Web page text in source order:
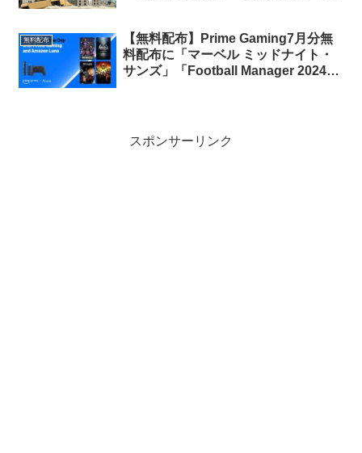
無料配布
【無料配布】Prime Gaming7月分無
料配布に「マーベル ミッドナイト・
サンズ」「Football Manager 2024」
スポンサーリンク